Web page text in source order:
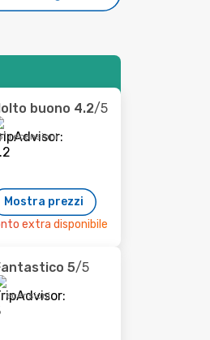
buono 4.2/5
recensioni
Mostra prezzi
extra disponibile
5/5
recensioni